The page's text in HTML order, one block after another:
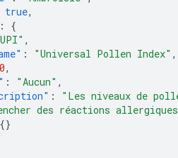
true,
:
{
,
: "Universal Pollen Index" ,
0,
: "Aucun" ,
:
"Les niveaux de
des réactions
{}